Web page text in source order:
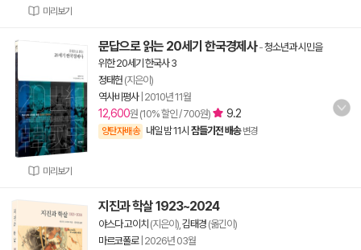
미리보기
미리보기
문답으로 읽는 20세기 한국경제사-청소년과 시민을
위한 20세기 한국사 3
정태헌 (지은이)
역사비평사| 2010년 11월
12,600원 (10% 할인 / 700원) 9.2
양탄자배송 내일 밤 11시 잠들기전 배송 변경
지진과 학살 1923~2024
야스다 고이치 (지은이), 김태경 (옮긴이)
마르코폴로| 2026년 03월